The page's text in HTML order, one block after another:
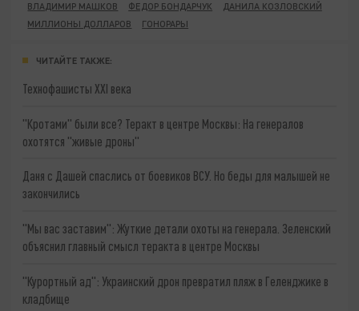
ВЛАДИМИР МАШКОВ
ФЕДОР БОНДАРЧУК
ДАНИЛА КОЗЛОВСКИЙ
МИЛЛИОНЫ ДОЛЛАРОВ
ГОНОРАРЫ
ЧИТАЙТЕ ТАКЖЕ:
Технофашисты XXI века
"Кротами" были все? Теракт в центре Москвы: На генералов
охотятся "живые дроны"
Даня с Дашей спаслись от боевиков ВСУ. Но беды для малышей не
закончились
"Мы вас заставим": Жуткие детали охоты на генерала. Зеленский
объяснил главный смысл теракта в центре Москвы
"Курортный ад": Украинский дрон превратил пляж в Геленджике в
кладбище